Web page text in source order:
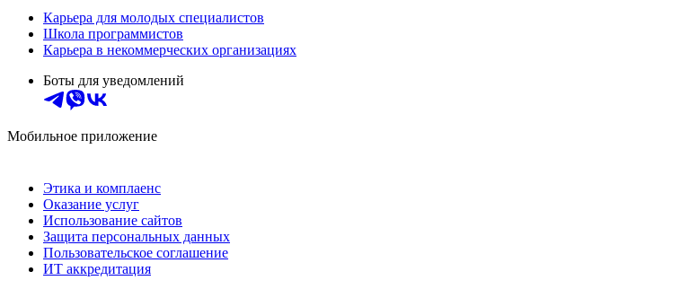
Карьера для молодых специалистов
Школа программистов
Карьера в некоммерческих организациях
Боты для уведомлений
Мобильное приложение
Этика и комплаенс
Оказание услуг
Использование сайтов
Защита персональных данных
Пользовательское соглашение
ИТ аккредитация